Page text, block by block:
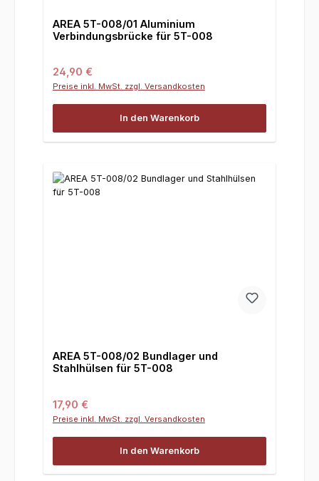
AREA 5T-008/01 Aluminium
Verbindungsbrücke für 5T-008
Regulärer Preis:
24,90 €
Preise inkl. MwSt. zzgl. Versandkosten
In den Warenkorb
AREA 5T-008/02 Bundlager und
Stahlhülsen für 5T-008
Regulärer Preis:
17,90 €
Preise inkl. MwSt. zzgl. Versandkosten
In den Warenkorb